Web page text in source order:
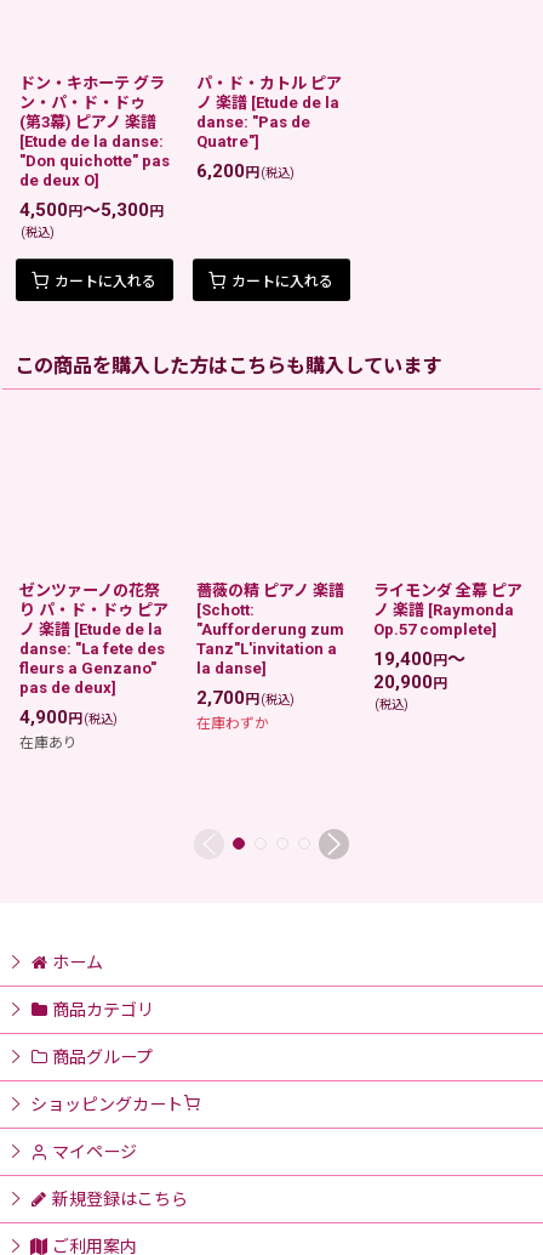
ドン・キホーテ グラ
ン・パ・ド・ドゥ
(第3幕) ピアノ 楽譜
[Etude de la danse:
"Don quichotte" pas
de deux O]
4,500円～5,300円
(税込)
カートに入れる
パ・ド・カトル ピア
ノ 楽譜 [Etude de la
danse: "Pas de
Quatre"]
6,200円 (税込)
カートに入れる
この商品を購入した方はこちらも購入しています
ゼンツァーノの花祭
り パ・ド・ドゥ ピア
ノ 楽譜 [Etude de la
danse: "La fete des
fleurs a Genzano"
pas de deux]
4,900円 (税込)
在庫あり
薔薇の精 ピアノ 楽譜
[Schott:
"Aufforderung zum
Tanz"L'invitation a
la danse]
2,700円 (税込)
在庫わずか
ライモンダ 全幕 ピア
ノ 楽譜 [Raymonda
Op.57 complete]
19,400円～
20,900円
(税込)
ホーム
商品カテゴリ
商品グループ
ショッピングカート
マイページ
新規登録はこちら
ご利用案内